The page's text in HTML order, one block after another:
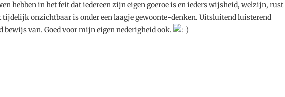
hebben in het feit dat iedereen zijn eigen goeroe is en ieders wijsheid, welzijn, rust
tijdelijk onzichtbaar is onder een laagje gewoonte-denken. Uitsluitend luisterend
van. Goed voor mijn eigen nederigheid ook.